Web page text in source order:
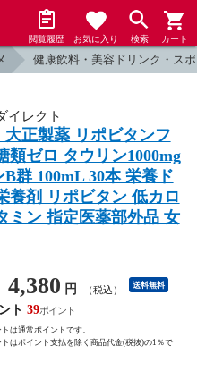
閲覧履歴 お気に入り 検索 カート
健康飲料・美容ドリンク・ス
イレクト
大正製薬 リポビタンフ
類ゼロ タウリン1000mg
B群 100mL 30本 栄養ド
養剤 リポビタン 低カロ
ミン 指定医薬部外品 女
4,380 円 （税込） 送料無料
ト 39
は通常ポイントです。
はポイント支払を除く商品代金(税抜)の1％で